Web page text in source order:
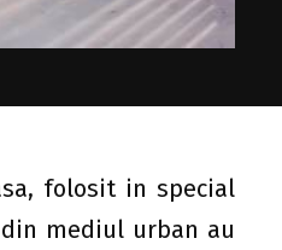
folosit in special
mediul urban au